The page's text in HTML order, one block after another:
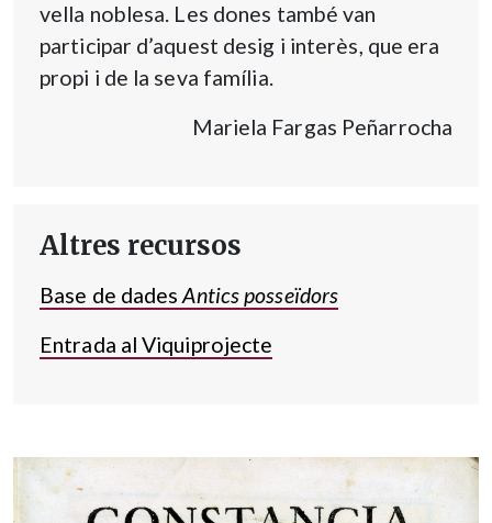
vella noblesa. Les dones també van
participar d’aquest desig i interès, que era
propi i de la seva família.
Mariela Fargas Peñarrocha
Altres recursos
Base de dadesAntics posseïdors
Entrada al Viquiprojecte